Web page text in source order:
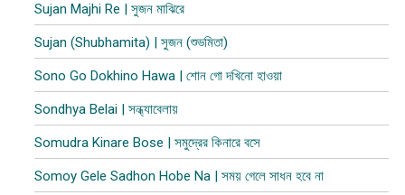
Sujan Majhi Re | সুজন মাঝিরে
Sujan (Shubhamita) | সুজন (শুভমিতা)
Sono Go Dokhino Hawa | শোন গো দখিনো হাওয়া
Sondhya Belai | সন্ধ্যাবেলায়
Somudra Kinare Bose | সমুদ্রের কিনারে বসে
Somoy Gele Sadhon Hobe Na | সময় গেলে সাধন হবে না